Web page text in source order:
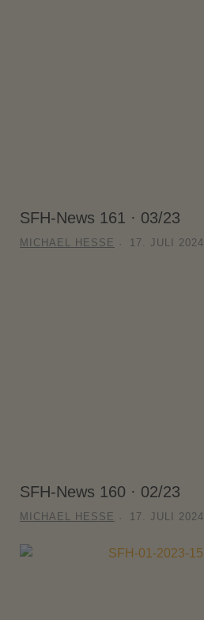
SFH-News 161 · 03/23
MICHAEL HESSE 17. JULI 2024
SFH-News 160 · 02/23
MICHAEL HESSE 17. JULI 2024